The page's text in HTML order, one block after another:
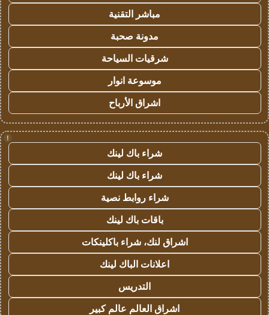
مباشر التقنية
مدونة صحبة
شرقيات السياحة
موسوعة انوار
اشراق الأرباح
!
شراء باك لينك
شراء باك لينك
شراء روابط نصية
باقات باك لينك
اشراق لنك، شراء باكلينكات
اعلانات الباك لينك
التدريس
اشراق العالم عالم كبير